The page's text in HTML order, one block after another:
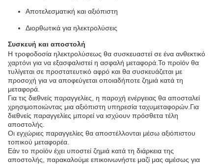
Αποτελεσματική και αξιόπιστη
Διορθωτικά για ηλεκτρολύσεις
Συσκευή και αποστολή
Η τροφοδοσία ηλεκτρολύσεως θα συσκευαστεί σε ένα ανθεκτικό
χαρτόνι για να εξασφαλιστεί η ασφαλή μεταφορά.Το προϊόν θα
τυλίγεται σε προστατευτικό αφρό και θα συσκευάζεται με
προσοχή για να αποφεύγεται οποιαδήποτε ζημιά κατά τη
μεταφορά.
Για τις διεθνείς παραγγελίες, η παροχή ενέργειας θα αποσταλεί
χρησιμοποιώντας μια αξιόπιστη υπηρεσία ταχυμεταφορών.Για
διεθνείς παραγγελίες μπορεί να ισχύουν πρόσθετα τέλη
αποστολής.
Οι εγχώριες παραγγελίες θα αποστέλλονται μέσω αξιόπιστου
τοπικού μεταφορέα.
Εάν το προϊόν έχει υποστεί ζημιά κατά τη διάρκεια της
αποστολής, παρακαλούμε επικοινωνήστε μαζί μας αμέσως για